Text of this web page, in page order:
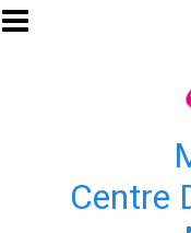
Aller au contenu principal
Centre